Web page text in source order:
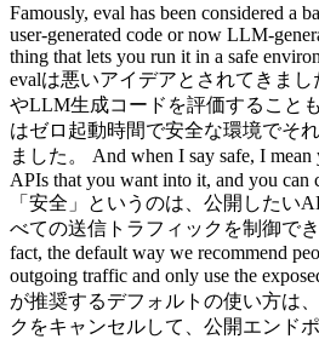
Famously, eval has been considered a
user-generated code or now LLM-
thing that lets you run it in a safe
evalは悪いアイデアとされてきま
やLLM生成コードを評価すること
はゼロ起動時間で安全な環境でそ
ました。 And when I say safe, I mean
APIs that you want into it, and you can
「安全」というのは、公開したい
べての送信トラフィックを制御で
fact, the default way we recommend
outgoing traffic and only use the
が推奨するデフォルトの使い方は
クをキャンセルして、公開エンド